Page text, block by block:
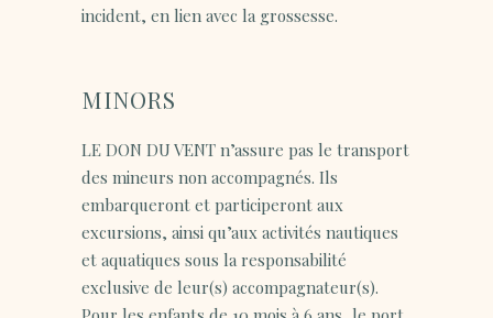
incident, en lien avec la grossesse.
MINORS
LE DON DU VENT n’assure pas le transport
des mineurs non accompagnés. Ils
embarqueront et participeront aux
excursions, ainsi qu’aux activités nautiques
et aquatiques sous la responsabilité
exclusive de leur(s) accompagnateur(s).